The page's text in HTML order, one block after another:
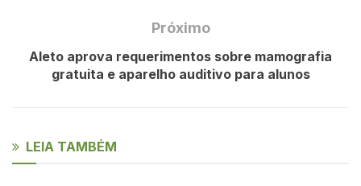
Próximo
Aleto aprova requerimentos sobre mamografia
gratuita e aparelho auditivo para alunos
LEIA TAMBÉM